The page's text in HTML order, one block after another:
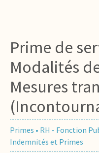
Prime de
Modalités
Mesures
Primes • RH - Fonction
Indemnités et Primes